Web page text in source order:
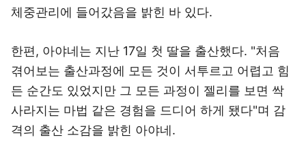
체중관리에 들어갔음을 밝힌 바 있다.
한편, 아야네는 지난 17일 첫 딸을 출산했다. "처음
겪어보는 출산과정에 모든 것이 서투르고 어렵고 힘
든 순간도 있었지만 그 모든 과정이 젤리를 보면 싹
사라지는 마법 같은 경험을 드디어 하게 됐다"며 감
격의 출산 소감을 밝힌 아야네.